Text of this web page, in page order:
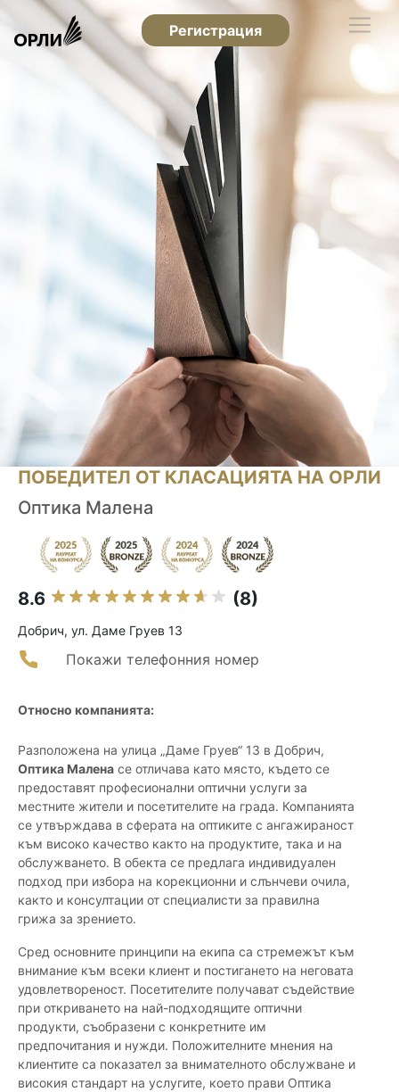
Регистрация
ПОБЕДИТЕЛ ОТ КЛАСАЦИЯТА НА ОРЛИ
Оптика Малена
8.6 (8)
Добрич, ул. Даме Груев 13
Покажи телефонния номер
Относно компанията:
Разположена на улица „Даме Груев“ 13 в Добрич,
Оптика Малена се отличава като място, където се
предоставят професионални оптични услуги за
местните жители и посетителите на града. Компанията
се утвърждава в сферата на оптиките с ангажираност
към високо качество както на продуктите, така и на
обслужването. В обекта се предлага индивидуален
подход при избора на корекционни и слънчеви очила,
както и консултации от специалисти за правилна
грижа за зрението.
Сред основните принципи на екипа са стремежът към
внимание към всеки клиент и постигането на неговата
удовлетвореност. Посетителите получават съдействие
при откриването на най-подходящите оптични
продукти, съобразени с конкретните им
предпочитания и нужди. Положителните мнения на
клиентите са показател за внимателното обслужване и
високия стандарт на услугите, което прави Оптика